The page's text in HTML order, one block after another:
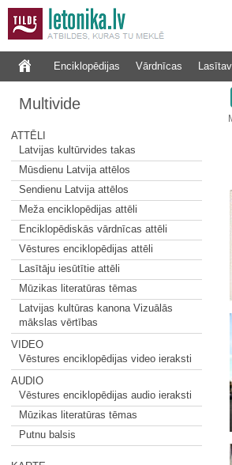
Enciklopēdijas Vārdnīcas
Multivide
ATTĒLI
Latvijas kultūrvides takas
Mūsdienu Latvija attēlos
Sendienu Latvija attēlos
Meža enciklopēdijas attēli
Enciklopēdiskās vārdnīcas attēli
Vēstures enciklopēdijas attēli
Lasītāju iesūtītie attēli
Mūzikas literatūras tēmas
Latvijas kultūras kanona Vizuālās
mākslas vērtības
VIDEO
Vēstures enciklopēdijas video ieraksti
AUDIO
Vēstures enciklopēdijas audio ieraksti
Mūzikas literatūras tēmas
Putnu balsis